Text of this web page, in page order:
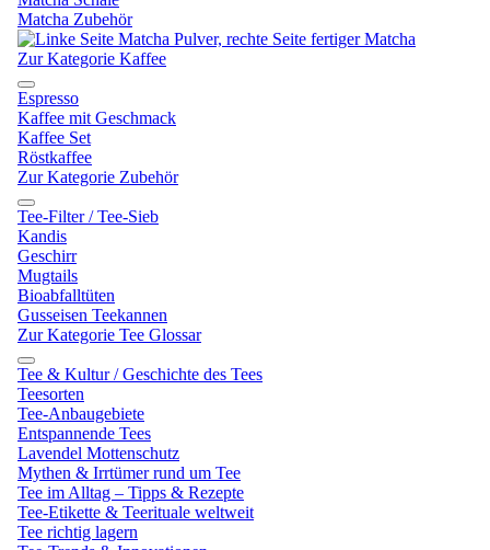
Matcha Zubehör
Zur Kategorie Kaffee
Espresso
Kaffee mit Geschmack
Kaffee Set
Röstkaffee
Zur Kategorie Zubehör
Tee-Filter / Tee-Sieb
Kandis
Geschirr
Mugtails
Bioabfalltüten
Gusseisen Teekannen
Zur Kategorie Tee Glossar
Tee & Kultur / Geschichte des Tees
Teesorten
Tee-Anbaugebiete
Entspannende Tees
Lavendel Mottenschutz
Mythen & Irrtümer rund um Tee
Tee im Alltag – Tipps & Rezepte
Tee-Etikette & Teerituale weltweit
Tee richtig lagern